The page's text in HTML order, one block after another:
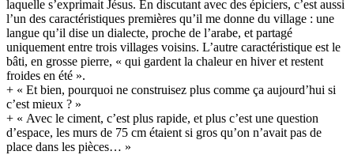
laquelle s’exprimait Jésus. En discutant avec des épiciers, c’est aussi
l’un des caractéristiques premières qu’il me donne du village : une
langue qu’il dise un dialecte, proche de l’arabe, et partagé
uniquement entre trois villages voisins. L’autre caractéristique est le
bâti, en grosse pierre, « qui gardent la chaleur en hiver et restent
froides en été ».
+ « Et bien, pourquoi ne construisez plus comme ça aujourd’hui si
c’est mieux ? »
+ « Avec le ciment, c’est plus rapide, et plus c’est une question
d’espace, les murs de 75 cm étaient si gros qu’on n’avait pas de
place dans les pièces… »